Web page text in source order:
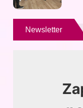
Newsletter